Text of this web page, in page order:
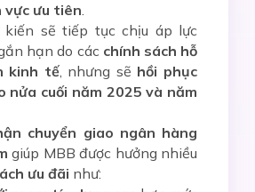
vực ưu tiên.
kiến sẽ tiếp tục chịu áp lực
hạn do các chính sách hỗ
kinh tế, nhưng sẽ hồi phục
nửa cuối năm 2025 và năm
chuyển giao ngân hàng
giúp MBB được hưởng nhiều
ưu đãi như: